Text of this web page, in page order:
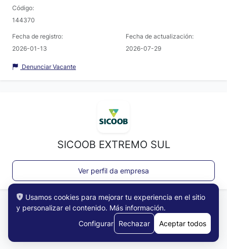
Código:
144370
Fecha de registro:
2026-01-13
Fecha de actualización:
2026-07-29
Denunciar Vacante
SICOOB EXTREMO SUL
Ver perfil da empresa
Usamos cookies para mejorar tu experiencia en el sitio
y personalizar el contenido. Más información.
Configurar
Rechazar Aceptar todos